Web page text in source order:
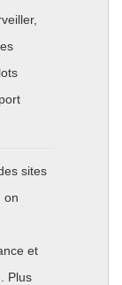
sites
on
et
Plus